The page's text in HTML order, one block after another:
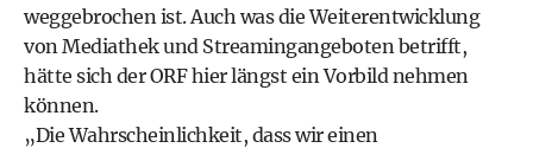
weggebrochen ist. Auch was die Weiterentwicklung
von Mediathek und Strea­mingangeboten betrifft,
hätte sich der ORF hier längst ein Vorbild nehmen
können.
„Die Wahrscheinlichkeit, dass wir einen